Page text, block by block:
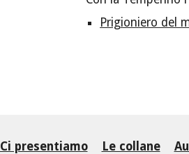
Prigioniero del
Ci presentiamo Le collane